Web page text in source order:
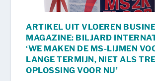
ARTIKEL UIT VLOEREN
MAGAZINE: BILJARD
‘WE MAKEN DE MS-LIJMEN
LANGE TERMIJN, NIET ALS
OPLOSSING VOOR NU’